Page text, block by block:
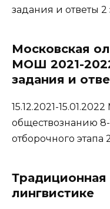
задания и ответы 2
Московская
МОШ 2021-
задания и
15.12.2021-
обществознанию 8-
отборочного этапа
лингвистике